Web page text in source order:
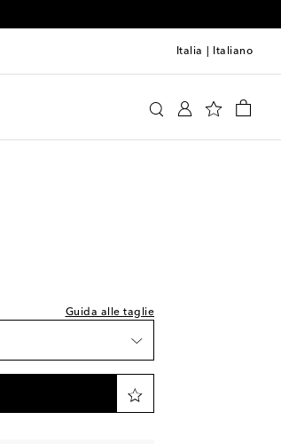
Italia Italiano
Guida alle taglie